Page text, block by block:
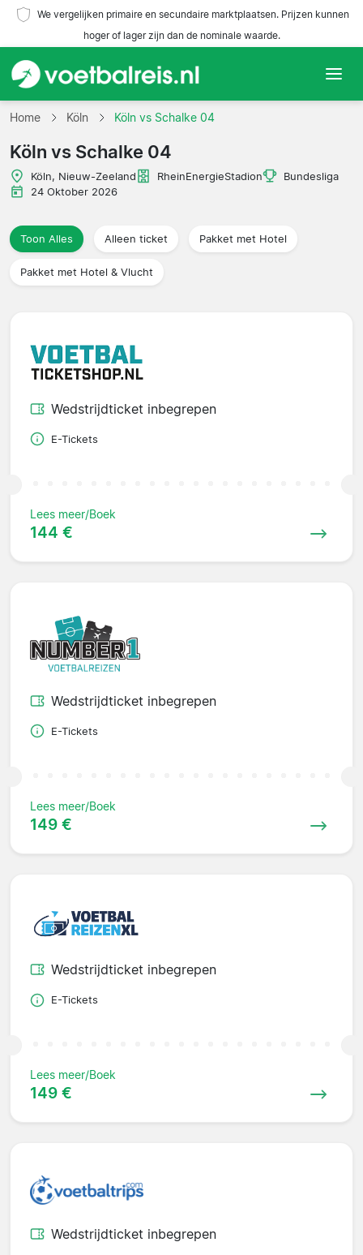
We vergelijken primaire en secundaire marktplaatsen. Prijzen kunnen
hoger of lager zijn dan de nominale waarde.
Home
Teams
Competities
Reisorganisaties
Home Köln Köln vs Schalke 04
Köln vs Schalke 04
Köln, Nieuw-Zeeland RheinEnergieStadion
Bundesliga
24 Oktober 2026
Toon Alles Alleen ticket Pakket met Hotel
Pakket met Hotel & Vlucht
Wedstrijdticket inbegrepen
E-Tickets
Lees meer/Boek
144 €
Wedstrijdticket inbegrepen
E-Tickets
Lees meer/Boek
149 €
Wedstrijdticket inbegrepen
E-Tickets
Lees meer/Boek
149 €
Wedstrijdticket inbegrepen